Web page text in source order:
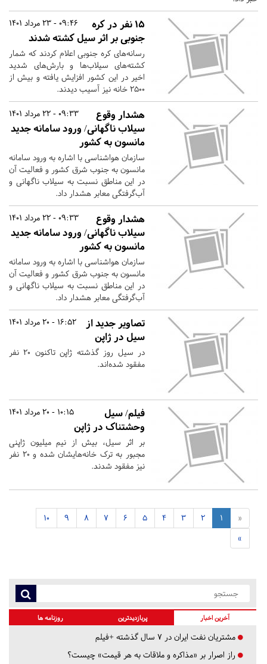
09:46 - 23 مرداد 1401
۱۵ نفر در کره
جنوبی بر اثر سیل کشته شدند
رسانه‌های کره جنوبی اعلام کردند که شمار
کشته‌های سیلاب‌ها و بارش‌های شدید
اخیر در این کشور افزایش یافته و بیش از
۲۵۰۰ خانه نیز آسیب دیدند.
09:33 - 22 مرداد 1401
هشدار وقوع
سیلاب ناگهانی/ ورود سامانه جدید
مانسون به کشور
سازمان هواشناسی با اشاره به ورود سامانه
مانسون به جنوب شرق کشور و فعالیت آن
در این مناطق نسبت به سیلاب ناگهانی و
آب‌گرفتگی معابر هشدار داد.
09:33 - 22 مرداد 1401
هشدار وقوع
سیلاب ناگهانی/ ورود سامانه جدید
مانسون به کشور
سازمان هواشناسی با اشاره به ورود سامانه
مانسون به جنوب شرق کشور و فعالیت آن
در این مناطق نسبت به سیلاب ناگهانی و
آب‌گرفتگی معابر هشدار داد.
16:52 - 20 مرداد 1401
تصاویر جدید از
سیل در ژاپن
در سیل روز گذشته ژاپن تاکنون ۲۰ نفر
مفقود شده‌اند.
10:15 - 20 مرداد 1401
فیلم/ سیل
وحشتناک در ژاپن
بر اثر سیل، بیش از نیم میلیون ژاپنی
مجبور به ترک خانه‌هایشان شده و ۲۰ نفر
نیز مفقود شدند.
«
1
2
3
4
5
6
7
8
9
10
»
آخرین اخبار پربازدیدترین روزنامه ها
مشتریان نفت ایران در ۷ سال گذشته +فیلم
راز اصرار بر «مذاکره و ملاقات به هر قیمت» چیست؟